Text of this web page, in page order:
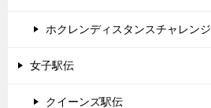
ホクレンディスタンスチャレンジ
女子駅伝
クイーンズ駅伝